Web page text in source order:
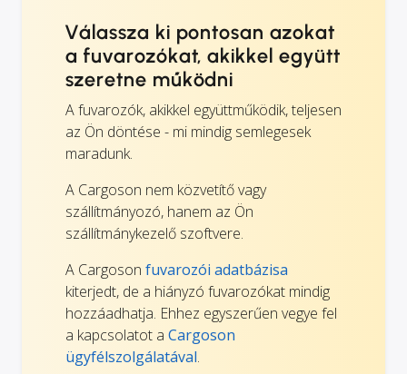
Válassza ki pontosan azokat
a fuvarozókat, akikkel együtt
szeretne működni
A fuvarozók, akikkel együttműködik, teljesen
az Ön döntése - mi mindig semlegesek
maradunk.
A Cargoson nem közvetítő vagy
szállítmányozó, hanem az Ön
szállítmánykezelő szoftvere.
A Cargoson fuvarozói adatbázisa
kiterjedt, de a hiányzó fuvarozókat mindig
hozzáadhatja. Ehhez egyszerűen vegye fel
a kapcsolatot a Cargoson
ügyfélszolgálatával.